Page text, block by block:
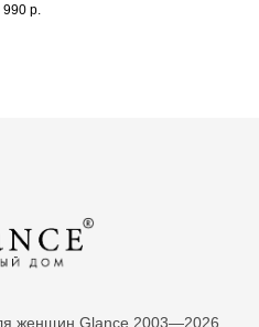
990 р.
женщин Glance 2003—2026